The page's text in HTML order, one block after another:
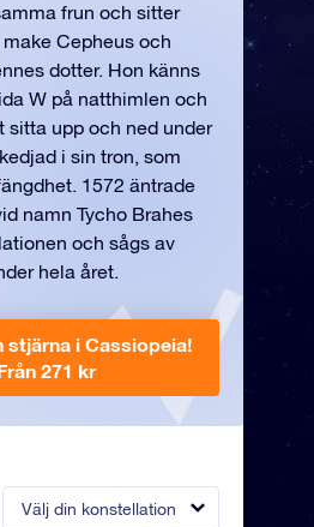
Välj din konstellation
frun och sitter
Cepheus och
dotter. Hon känns
W på natthimlen och
sitta upp och ned under
i sin tron, som
1572 äntrade
namn Tycho Brahes
och sågs av
hela året.
stjärna i Cassiopeia!
271 kr